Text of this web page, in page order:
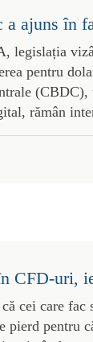
ajuns în
legislația
pentru
(CBDC),
rămân
CFD-uri,
că cei care
pierd pentru